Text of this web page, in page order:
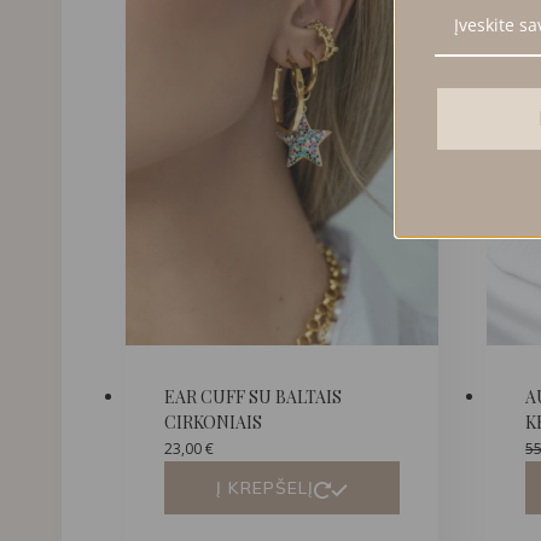
EAR CUFF SU BALTAIS
CIRKONIAIS
23,00€
Į KREPŠELĮ